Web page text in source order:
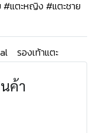
#แตะหญิง #แตะชาย
รองเท้าแตะ
ค้า